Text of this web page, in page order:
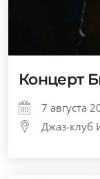
Концерт
7 августа
Джаз-клуб